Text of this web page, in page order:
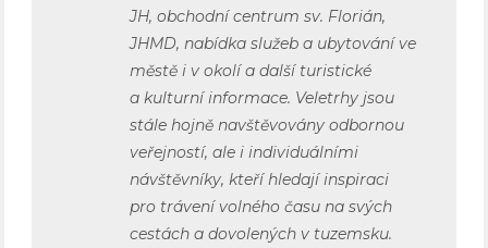
JH, obchodní centrum sv. Florián,
JHMD, nabídka služeb a ubytování ve
městě i v okolí a další turistické
a kulturní informace. Veletrhy jsou
stále hojně navštěvovány odbornou
veřejností, ale i individuálními
návštěvníky, kteří hledají inspiraci
pro trávení volného času na svých
cestách a dovolených v tuzemsku.